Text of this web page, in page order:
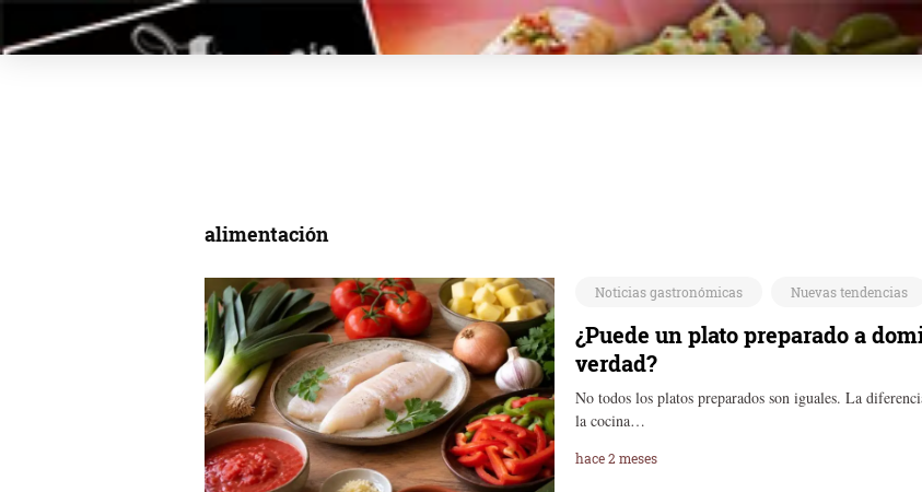
alimentación
Noticias gastronómicas Nuevas tendencias
¿Puede un plato preparado a
verdad?
No todos los platos preparados son iguales. La
la cocina…
hace 2 meses